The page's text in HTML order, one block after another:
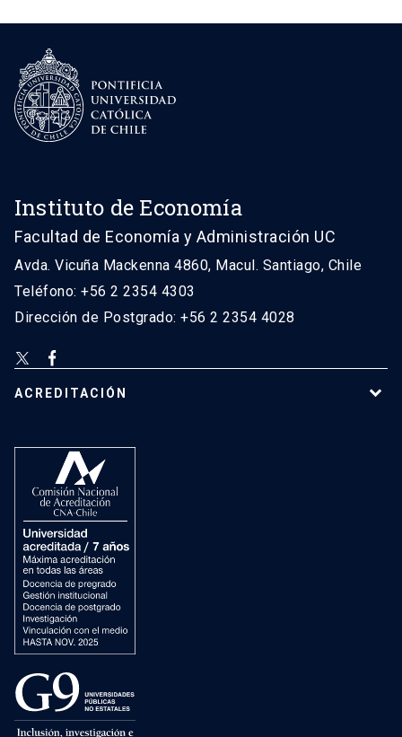
Instituto de Economía
Facultad de Economía y Administración UC
Avda. Vicuña Mackenna 4860, Macul. Santiago, Chile
Teléfono: +56 2 2354 4303
Dirección de Postgrado: +56 2 2354 4028
ACREDITACIÓN